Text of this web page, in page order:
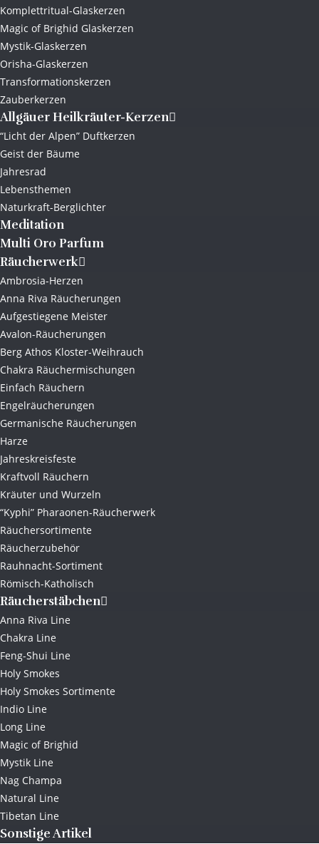
Komplettritual-Glaskerzen
Magic of Brighid Glaskerzen
Mystik-Glaskerzen
Orisha-Glaskerzen
Transformationskerzen
Zauberkerzen
Allgäuer Heilkräuter-Kerzen
“Licht der Alpen” Duftkerzen
Geist der Bäume
Jahresrad
Lebensthemen
Naturkraft-Berglichter
Meditation
Multi Oro Parfum
Räucherwerk
Ambrosia-Herzen
Anna Riva Räucherungen
Aufgestiegene Meister
Avalon-Räucherungen
Berg Athos Kloster-Weihrauch
Chakra Räuchermischungen
Einfach Räuchern
Engelräucherungen
Germanische Räucherungen
Harze
Jahreskreisfeste
Kraftvoll Räuchern
Kräuter und Wurzeln
“Kyphi” Pharaonen-Räucherwerk
Räuchersortimente
Räucherzubehör
Rauhnacht-Sortiment
Römisch-Katholisch
Räucherstäbchen
Anna Riva Line
Chakra Line
Feng-Shui Line
Holy Smokes
Holy Smokes Sortimente
Indio Line
Long Line
Magic of Brighid
Mystik Line
Nag Champa
Natural Line
Tibetan Line
Sonstige Artikel